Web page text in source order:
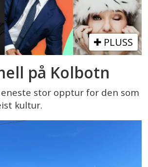
PLUSS
på Kolbotn
stor opptur for den som
kultur.